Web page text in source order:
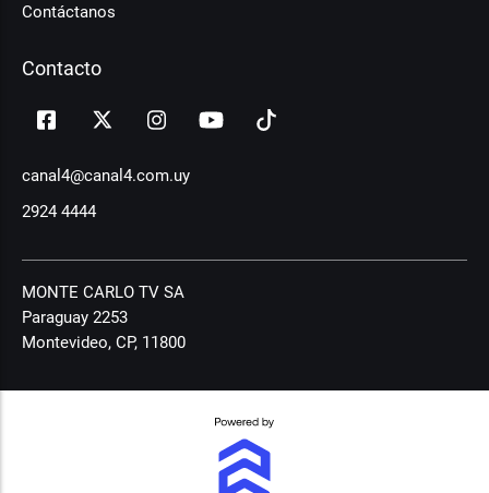
Contáctanos
Contacto
canal4@canal4.com.uy
2924 4444
MONTE CARLO TV SA
Paraguay 2253
Montevideo, CP, 11800